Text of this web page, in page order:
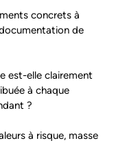
concrets à
de
est-elle clairement
à chaque
?
à risque, masse